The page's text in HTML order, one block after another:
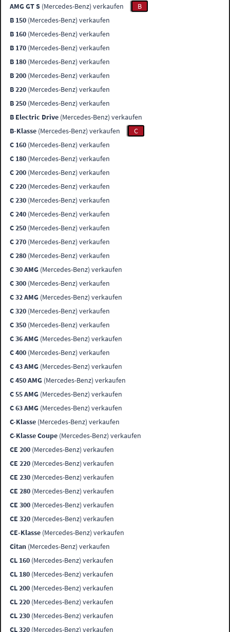
AMG GT S (Mercedes-Benz) verkaufen
B
B 150 (Mercedes-Benz) verkaufen
B 160 (Mercedes-Benz) verkaufen
B 170 (Mercedes-Benz) verkaufen
B 180 (Mercedes-Benz) verkaufen
B 200 (Mercedes-Benz) verkaufen
B 220 (Mercedes-Benz) verkaufen
B 250 (Mercedes-Benz) verkaufen
B Electric Drive (Mercedes-Benz) verkaufen
B-Klasse (Mercedes-Benz) verkaufen
C
C 160 (Mercedes-Benz) verkaufen
C 180 (Mercedes-Benz) verkaufen
C 200 (Mercedes-Benz) verkaufen
C 220 (Mercedes-Benz) verkaufen
C 230 (Mercedes-Benz) verkaufen
C 240 (Mercedes-Benz) verkaufen
C 250 (Mercedes-Benz) verkaufen
C 270 (Mercedes-Benz) verkaufen
C 280 (Mercedes-Benz) verkaufen
C 30 AMG (Mercedes-Benz) verkaufen
C 300 (Mercedes-Benz) verkaufen
C 32 AMG (Mercedes-Benz) verkaufen
C 320 (Mercedes-Benz) verkaufen
C 350 (Mercedes-Benz) verkaufen
C 36 AMG (Mercedes-Benz) verkaufen
C 400 (Mercedes-Benz) verkaufen
C 43 AMG (Mercedes-Benz) verkaufen
C 450 AMG (Mercedes-Benz) verkaufen
C 55 AMG (Mercedes-Benz) verkaufen
C 63 AMG (Mercedes-Benz) verkaufen
C-Klasse (Mercedes-Benz) verkaufen
C-Klasse Coupe (Mercedes-Benz) verkaufen
CE 200 (Mercedes-Benz) verkaufen
CE 220 (Mercedes-Benz) verkaufen
CE 230 (Mercedes-Benz) verkaufen
CE 280 (Mercedes-Benz) verkaufen
CE 300 (Mercedes-Benz) verkaufen
CE 320 (Mercedes-Benz) verkaufen
CE-Klasse (Mercedes-Benz) verkaufen
Citan (Mercedes-Benz) verkaufen
CL 160 (Mercedes-Benz) verkaufen
CL 180 (Mercedes-Benz) verkaufen
CL 200 (Mercedes-Benz) verkaufen
CL 220 (Mercedes-Benz) verkaufen
CL 230 (Mercedes-Benz) verkaufen
CL 320 (Mercedes-Benz) verkaufen